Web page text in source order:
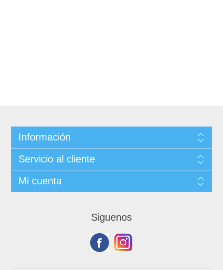
Información
Servicio al cliente
Mi cuenta
Siguenos